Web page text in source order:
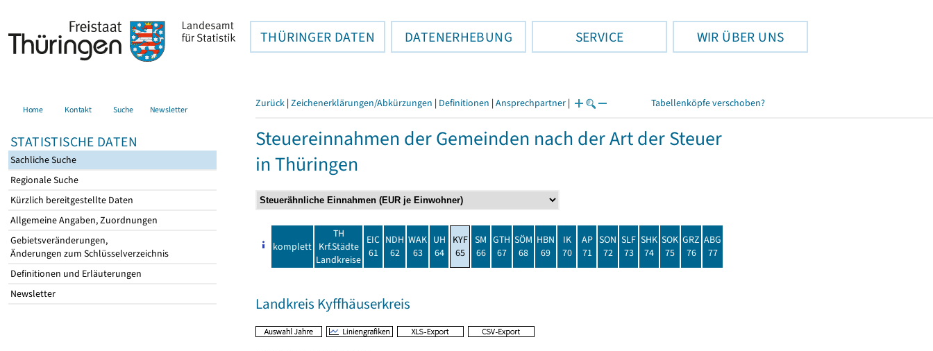
THÜRINGER DATEN DATENERHEBUNG SERVICE WIR ÜBER UNS
Home Kontakt Suche Newsletter
STATISTISCHE DATEN
Sachliche Suche
Regionale Suche
Kürzlich bereitgestellte Daten
Allgemeine Angaben, Zuordnungen
Gebietsveränderungen,
Änderungen zum Schlüsselverzeichnis
Definitionen und Erläuterungen
Newsletter
Zurück | Zeichenerklärungen/Abkürzungen | Definitionen | Ansprechpartner | Tabellenköpfe verschoben?
Steuereinnahmen der Gemeinden nach der Art der Steuer
in Thüringen
komplett
TH
Krf.Städte
Landkreise
EIC
61
NDH
62
WAK
63
UH
64
KYF
65
SM
66
GTH
67
SÖM
68
HBN
69
IK
70
AP
71
SON
72
SLF
73
SHK
74
SOK
75
GRZ
76
ABG
77
Landkreis Kyffhäuserkreis